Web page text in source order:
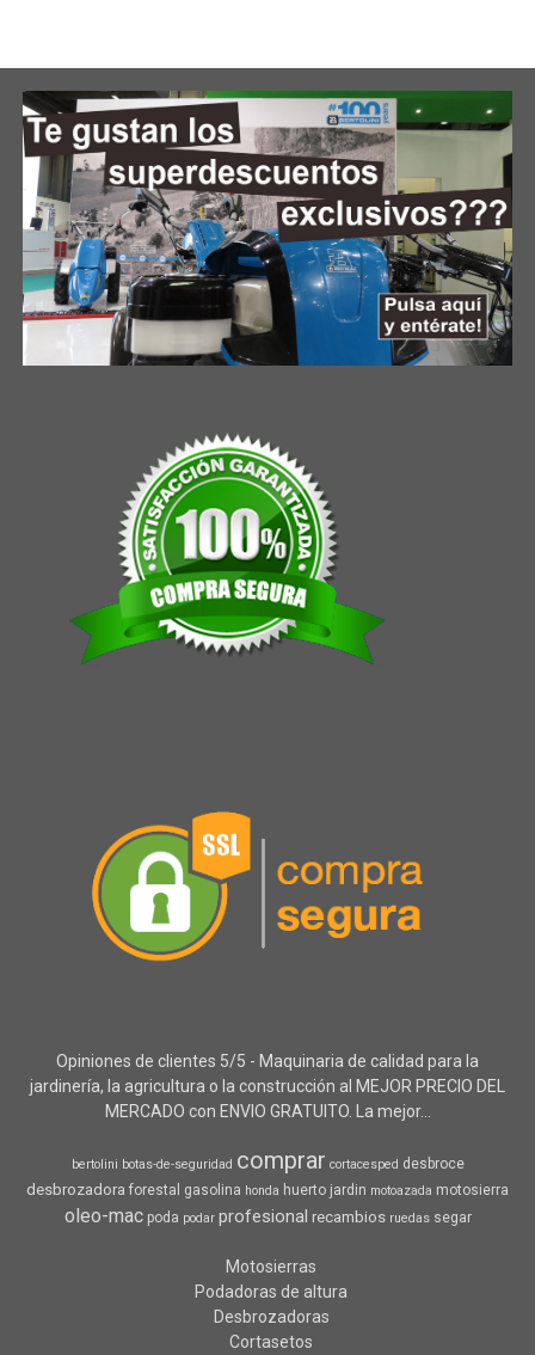
Opiniones de clientes 5/5 - Maquinaria de calidad para la
jardinería, la agricultura o la construcción al MEJOR PRECIO DEL
MERCADO con ENVIO GRATUITO. La mejor...
bertolini botas-de-seguridad comprar cortacesped desbroce
desbrozadora forestal gasolina honda huerto jardin motoazada motosierra
oleo-mac poda podar profesional recambios ruedas segar
Motosierras
Podadoras de altura
Desbrozadoras
Cortasetos